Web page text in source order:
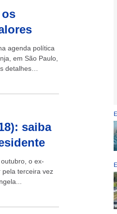
agenda política
em São Paulo,
detalhes
saiba
o ex-
pela terceira vez